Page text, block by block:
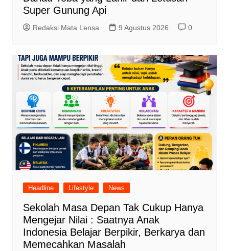
Super Gunung Api
Redaksi Mata Lensa 9 Agustus 2026 0
Headline Lifestyle News
Sekolah Masa Depan Tak Cukup Hanya
Mengejar Nilai : Saatnya Anak
Indonesia Belajar Berpikir, Berkarya dan
Memecahkan Masalah